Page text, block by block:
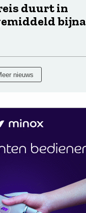
duurt in
bijna
nieuws